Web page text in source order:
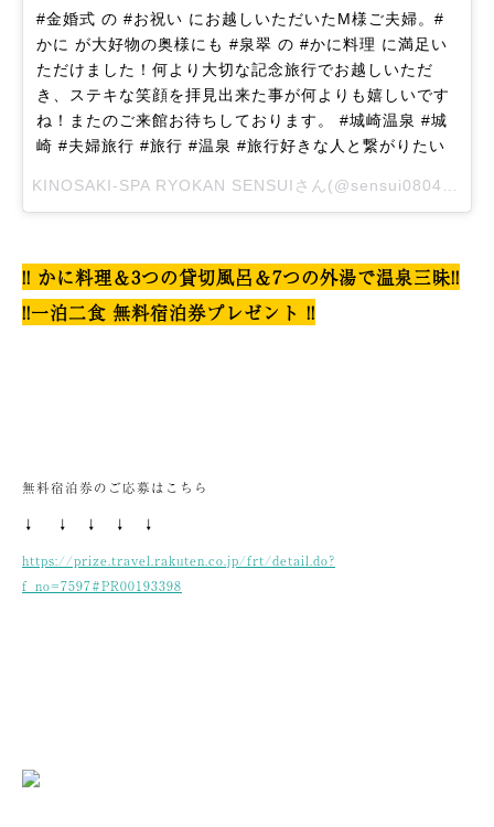
#金婚式 の #お祝い にお越しいただいたM様ご夫婦。#
かに が大好物の奥様にも #泉翠 の #かに料理 に満足い
ただけました！何より大切な記念旅行でお越しいただ
き、ステキな笑顔を拝見出来た事が何よりも嬉しいです
ね！またのご来館お待ちしております。 #城崎温泉 #城
崎 #夫婦旅行 #旅行 #温泉 #旅行好きな人と繋がりたい
KINOSAKI-SPA RYOKAN SENSUIさん(@sensui0804)がシェアした投稿 –
!! かに料理＆3つの貸切風呂＆7つの外湯で温泉三昧!!
!!一泊二食 無料宿泊券プレゼント !!
無料宿泊券のご応募はこちら
↓ ↓ ↓ ↓ ↓
https://prize.travel.rakuten.co.jp/frt/detail.do?
f_no=7597#PR00193398